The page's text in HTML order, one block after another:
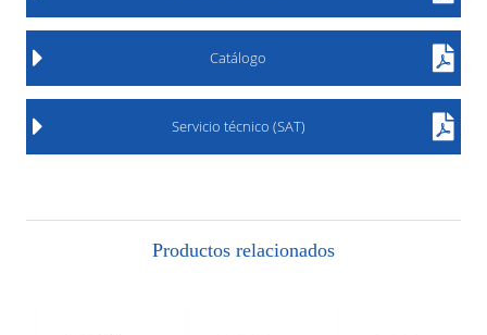
Catálogo
Servicio técnico (SAT)
Productos relacionados